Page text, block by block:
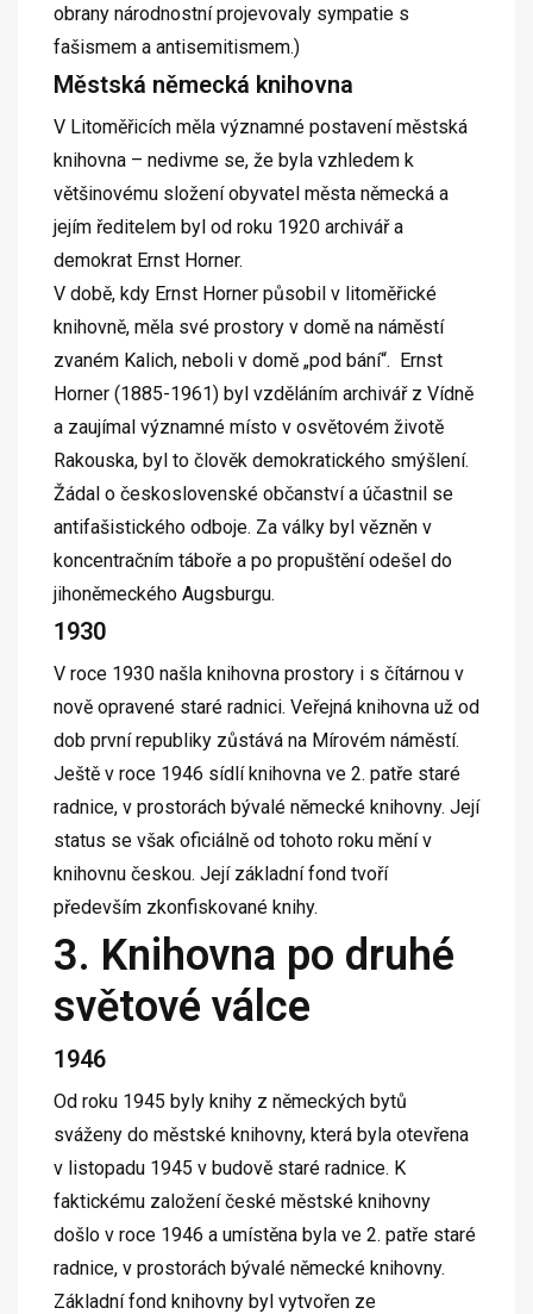
obrany národnostní projevovaly sympatie s
fašismem a antisemitismem.)
Městská německá knihovna
V Litoměřicích měla významné postavení městská
knihovna – nedivme se, že byla vzhledem k
většinovému složení obyvatel města německá a
jejím ředitelem byl od roku 1920 archivář a
demokrat Ernst Horner.
V době, kdy Ernst Horner působil v litoměřické
knihovně, měla své prostory v domě na náměstí
zvaném Kalich, neboli v domě „pod bání“. Ernst
Horner (1885-1961) byl vzděláním archivář z Vídně
a zaujímal významné místo v osvětovém životě
Rakouska, byl to člověk demokratického smýšlení.
Žádal o československé občanství a účastnil se
antifašistického odboje. Za války byl vězněn v
koncentračním táboře a po propuštění odešel do
jihoněmeckého Augsburgu.
1930
V roce 1930 našla knihovna prostory i s čítárnou v
nově opravené staré radnici. Veřejná knihovna už od
dob první republiky zůstává na Mírovém náměstí.
Ještě v roce 1946 sídlí knihovna ve 2. patře staré
radnice, v prostorách bývalé německé knihovny. Její
status se však oficiálně od tohoto roku mění v
knihovnu českou. Její základní fond tvoří
především zkonfiskované knihy.
3. Knihovna po druhé
světové válce
1946
Od roku 1945 byly knihy z německých bytů
sváženy do městské knihovny, která byla otevřena
v listopadu 1945 v budově staré radnice. K
faktickému založení české městské knihovny
došlo v roce 1946 a umístěna byla ve 2. patře staré
radnice, v prostorách bývalé německé knihovny.
Základní fond knihovny byl vytvořen ze